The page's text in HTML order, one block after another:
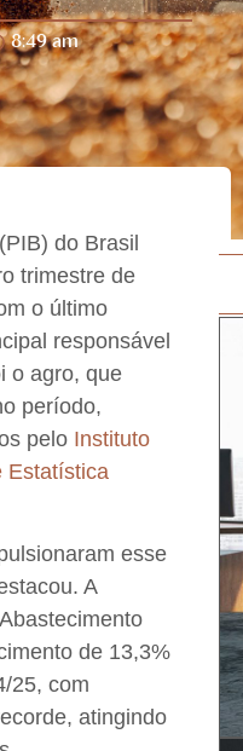
8:49 am
do Brasil
trimestre de
o último
responsável
o agro, que
período,
pelo Instituto
Estatística
esse
A
de 13,3%
25, com
atingindo